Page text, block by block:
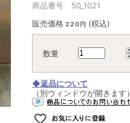
商品番号 50_1021
販売価格 220円 (税込)
数量
◆返品について
（別ウィンドウが開きます）